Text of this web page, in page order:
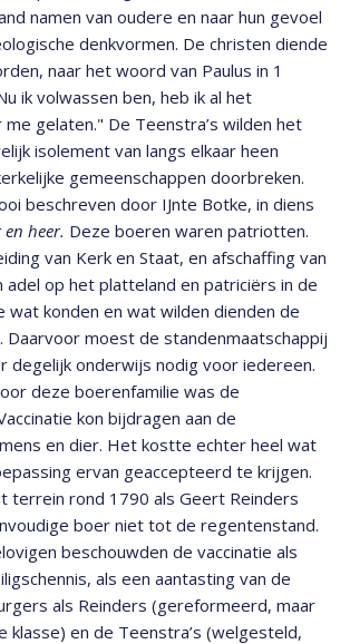
namen van oudere en naar hun gevoel
denkvormen. De christen diende
naar het woord van Paulus in 1
ik volwassen ben, heb ik al het
gelaten." De Teenstra’s wilden het
isolement van langs elkaar heen
gemeenschappen doorbreken.
beschreven door IJnte Botke, in diens
en heer. Deze boeren waren patriotten.
van Kerk en Staat, en afschaffing van
adel op het platteland en patriciërs in de
wat konden en wat wilden dienden de
Daarvoor moest de standenmaatschappij
degelijk onderwijs nodig voor iedereen.
deze boerenfamilie was de
kon bijdragen aan de
en dier. Het kostte echter heel wat
ervan geaccepteerd te krijgen.
terrein rond 1790 als Geert Reinders
boer niet tot de regentenstand.
beschouwden de vaccinatie als
als een aantasting van de
als Reinders (gereformeerd, maar
klasse) en de Teenstra’s (welgesteld,